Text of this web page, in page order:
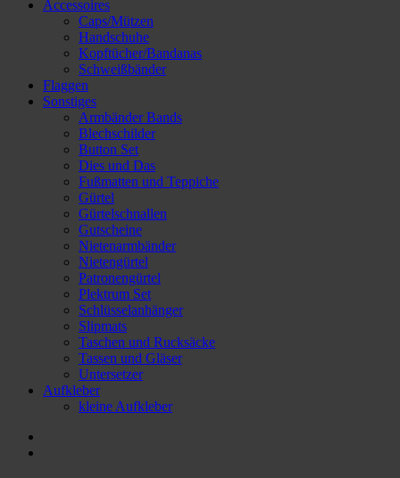
Accessoires
Caps/Mützen
Handschuhe
Kopftücher/Bandanas
Schweißbänder
Flaggen
Sonstiges
Armbänder Bands
Blechschilder
Button Set
Dies und Das
Fußmatten und Teppiche
Gürtel
Gürtelschnallen
Gutscheine
Nietenarmbänder
Nietengürtel
Patronengürtel
Plektrum Set
Schlüsselanhänger
Slipmats
Taschen und Rucksäcke
Tassen und Gläser
Untersetzer
Aufkleber
kleine Aufkleber